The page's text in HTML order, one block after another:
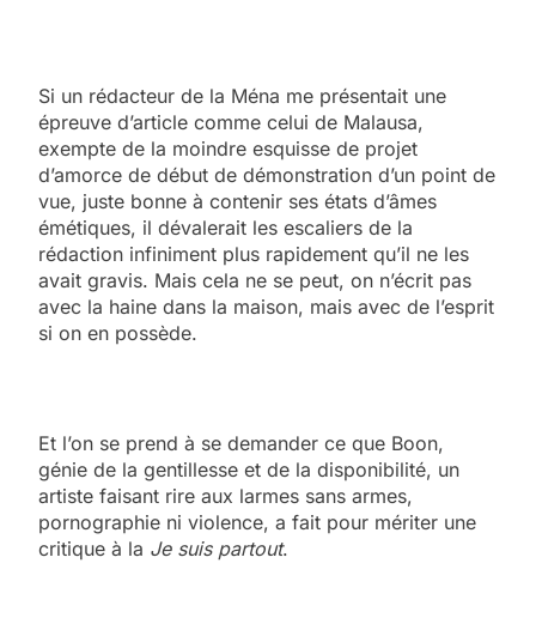
Si un rédacteur de la Ména me présentait une
épreuve d’article comme celui de Malausa,
exempte de la moindre esquisse de projet
d’amorce de début de démonstration d’un point de
vue, juste bonne à contenir ses états d’âmes
émétiques, il dévalerait les escaliers de la
rédaction infiniment plus rapidement qu’il ne les
avait gravis. Mais cela ne se peut, on n’écrit pas
avec la haine dans la maison, mais avec de l’esprit
si on en possède.
Et l’on se prend à se demander ce que Boon,
génie de la gentillesse et de la disponibilité, un
artiste faisant rire aux larmes sans armes,
pornographie ni violence, a fait pour mériter une
critique à la Je suis partout.